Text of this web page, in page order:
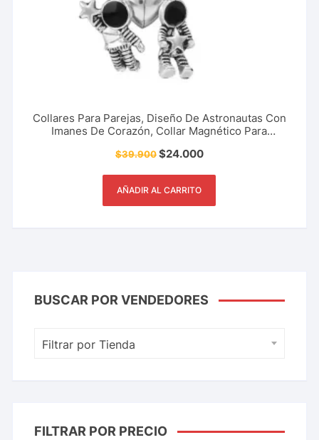
Collares Para Parejas, Diseño De Astronautas Con
Imanes De Corazón, Collar Magnético Para
De Moda Y Mucho Más.
$39.900$24.000
AÑADIR AL CARRITO
BUSCAR POR VENDEDORES
Filtrar por Tienda
FILTRAR POR PRECIO